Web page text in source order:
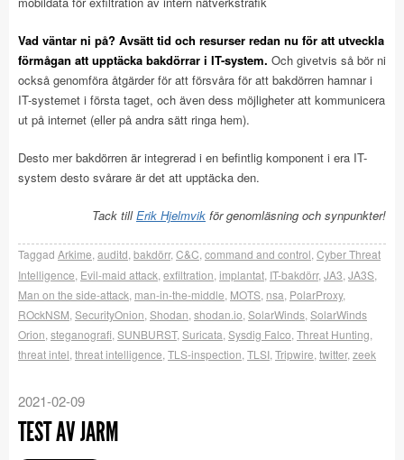
Vad väntar ni på? Avsätt tid och resurser redan nu för att utveckla
förmågan att upptäcka bakdörrar i IT-system. Och givetvis så bör ni
också genomföra åtgärder för att försvåra för att bakdörren hamnar i
IT-systemet i första taget, och även dess möjligheter att kommunicera
ut på internet (eller på andra sätt ringa hem).
Desto mer bakdörren är integrerad i en befintlig komponent i era IT-
system desto svårare är det att upptäcka den.
Tack tillErik Hjelmvik för genomläsning och synpunkter!
Taggad Arkime,auditd,bakdörr,C&C,command and control,Cyber Threat
Intelligence, Evil-maid attack,exfiltration,implantat, IT-bakdörr,JA3,JA3S,
Man on the side-attack, man-in-the-middle, MOTS, nsa, PolarProxy,
ROckNSM,SecurityOnion,Shodan,shodan.io,SolarWinds,SolarWinds
Orion,steganografi,SUNBURST,Suricata,Sysdig Falco,Threat Hunting,
threat intel,threat intelligence,TLS-inspection,TLSI,Tripwire,twitter,zeek
2021-02-09
TEST AV JARM